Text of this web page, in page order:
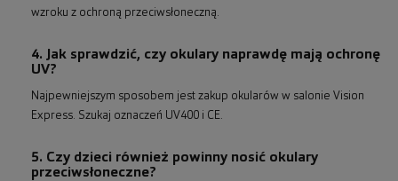
wzroku z ochroną przeciwsłoneczną.
4. Jak sprawdzić, czy okulary naprawdę mają ochronę
UV?
Najpewniejszym sposobem jest zakup okularów w salonie Vision
Express. Szukaj oznaczeń UV400 i CE.
5. Czy dzieci również powinny nosić okulary
przeciwsłoneczne?